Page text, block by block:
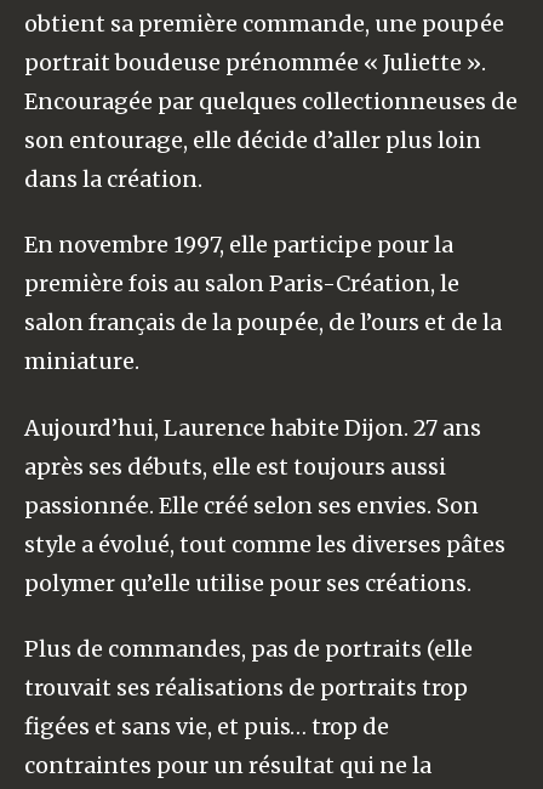
obtient sa première commande, une poupée
portrait boudeuse prénommée « Juliette ».
Encouragée par quelques collectionneuses de
son entourage, elle décide d’aller plus loin
dans la création.
En novembre 1997, elle participe pour la
première fois au salon Paris-Création, le
salon français de la poupée, de l’ours et de la
miniature.
Aujourd’hui, Laurence habite Dijon. 27 ans
après ses débuts, elle est toujours aussi
passionnée. Elle créé selon ses envies. Son
style a évolué, tout comme les diverses pâtes
polymer qu’elle utilise pour ses créations.
Plus de commandes, pas de portraits (elle
trouvait ses réalisations de portraits trop
figées et sans vie, et puis… trop de
contraintes pour un résultat qui ne la